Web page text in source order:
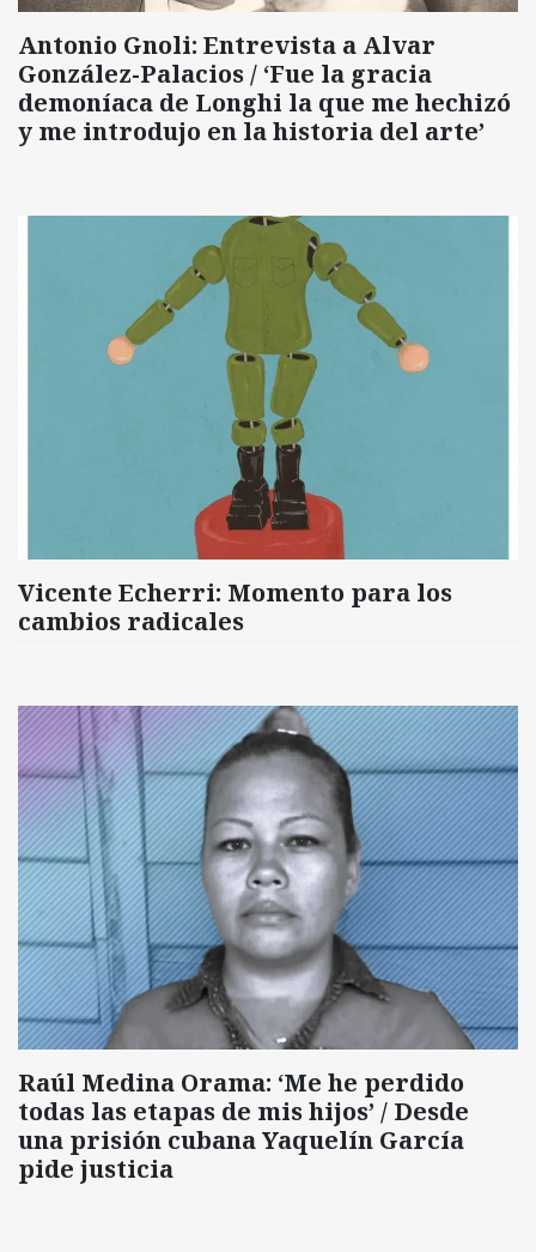
Antonio Gnoli: Entrevista a Alvar
González-Palacios / ‘Fue la gracia
demoníaca de Longhi la que me hechizó
y me introdujo en la historia del arte’
Vicente Echerri: Momento para los
cambios radicales
Raúl Medina Orama: ‘Me he perdido
todas las etapas de mis hijos’ / Desde
una prisión cubana Yaquelín García
pide justicia